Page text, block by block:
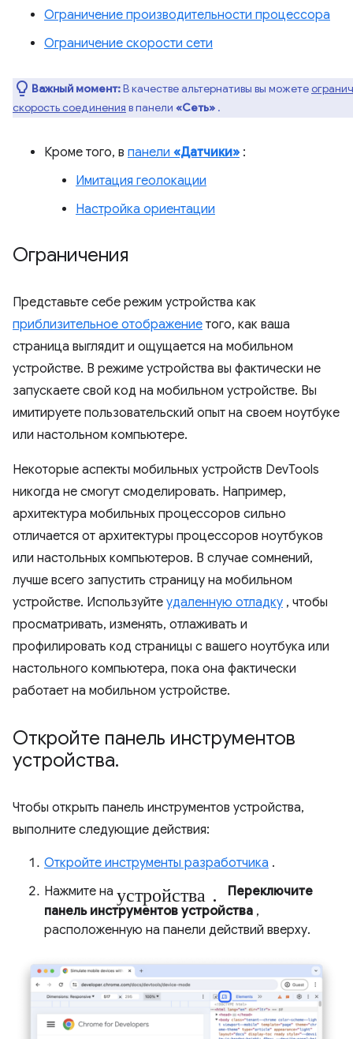
Ограничение производительности процессора
Ограничение скорости сети
Важный момент:В качестве альтернативы вы можете
скорость соединения в панели «Сеть» .
Кроме того, в панели «Датчики» :
Имитация геолокации
Настройка ориентации
Ограничения
Представьте себе режим устройства как
приблизительное отображение того, как ваша
страница выглядит и ощущается на мобильном
устройстве. В режиме устройства вы фактически не
запускаете свой код на мобильном устройстве. Вы
имитируете пользовательский опыт на своем ноутбуке
или настольном компьютере.
Некоторые аспекты мобильных устройств DevTools
никогда не смогут смоделировать. Например,
архитектура мобильных процессоров сильно
отличается от архитектуры процессоров ноутбуков
или настольных компьютеров. В случае сомнений,
лучше всего запустить страницу на мобильном
устройстве. Используйте удаленную отладку , чтобы
просматривать, изменять, отлаживать и
профилировать код страницы с вашего ноутбука или
настольного компьютера, пока она фактически
работает на мобильном устройстве.
Откройте панель инструментов
устройства.
Чтобы открыть панель инструментов устройства,
выполните следующие действия:
Откройте инструменты разработчика .
Нажмите на устройства.
Переключите
панель инструментов устройства ,
расположенную на панели действий вверху.